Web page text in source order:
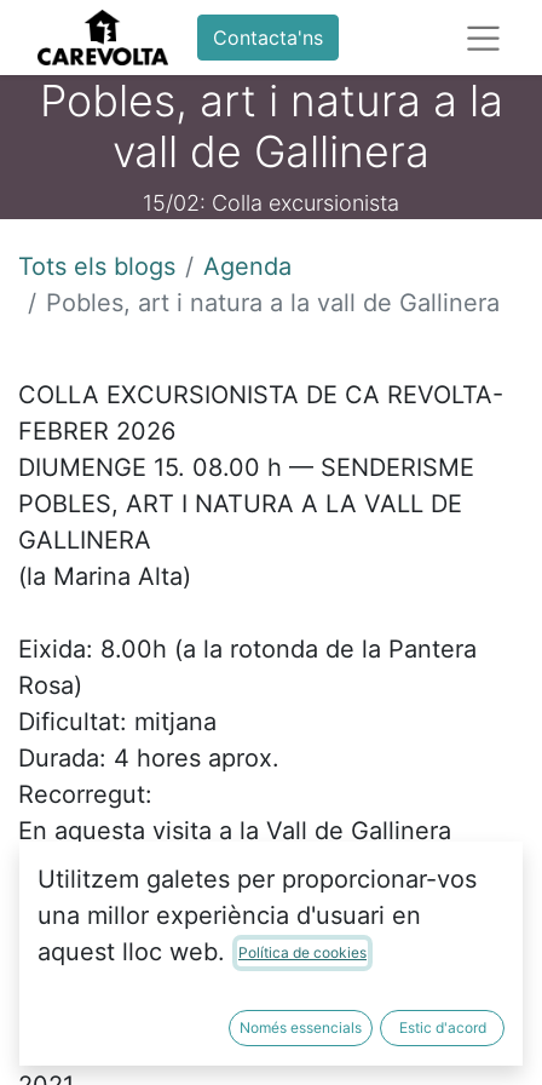
Contacta'ns
Pobles, art i natura a la
vall de Gallinera
15/02: Colla excursionista
Tots els blogs
Agenda
Pobles, art i natura a la vall de Gallinera
COLLA EXCURSIONISTA DE CA REVOLTA-
FEBRER 2026
DIUMENGE 15. 08.00 h — SENDERISME
POBLES, ART I NATURA A LA VALL DE
GALLINERA
(la Marina Alta)
Eixida: 8.00h (a la rotonda de la Pantera
Rosa)
Dificultat: mitjana
Durada: 4 hores aprox.
Recorregut:
En aquesta visita a la Vall de Gallinera
recorrerem:
-4 dels 8 pobles de la Vall: Benialí,
⁠Benissivà, ⁠Benitaia i ⁠Benirrama.
-2 dels llavadors que tenen intervencions
del projecte Les cures a la Vall de Gallinera
Utilitzem galetes per proporcionar-vos
una millor experiència d'usuari en
aquest lloc web.
Política de cookies
Només essencials Estic d'acord